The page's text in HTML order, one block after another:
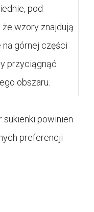
pod
że wzory znajdują
na górnej części
przyciągnąć
obszaru.
powinien
preferencji